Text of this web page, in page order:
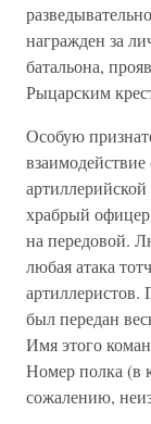
награжден за
батальона,
Рыцарским
Особую
храбрый офицер
на передовой.
любая атака
артиллеристов.
был передан
Имя этого
Номер полка (в
сожалению,